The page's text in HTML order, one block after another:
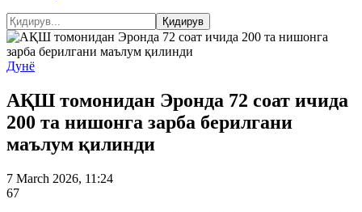
Дунё
АҚШ томонидан Эронда 72 соат ичида
200 та нишонга зарба берилгани
маълум қилинди
7 March 2026, 11:24
67